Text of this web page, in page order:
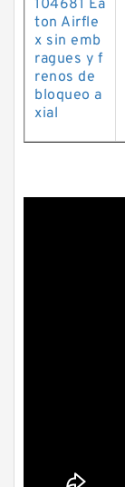
104681 Ea
ton Airfle
x sin emb
ragues y f
renos de
bloqueo a
xial